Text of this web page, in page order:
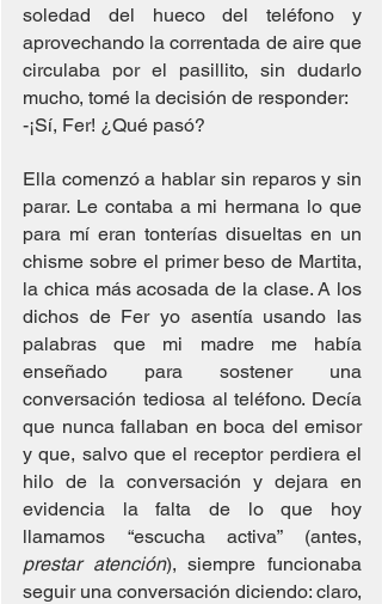
soledad del hueco del teléfono y
aprovechando la correntada de aire que
circulaba por el pasillito, sin dudarlo
mucho, tomé la decisión de responder:
-¡Sí, Fer! ¿Qué pasó?
Ella comenzó a hablar sin reparos y sin
parar. Le contaba a mi hermana lo que
para mí eran tonterías disueltas en un
chisme sobre el primer beso de Martita,
la chica más acosada de la clase. A los
dichos de Fer yo asentía usando las
palabras que mi madre me había
enseñado para sostener una
conversación tediosa al teléfono. Decía
que nunca fallaban en boca del emisor
y que, salvo que el receptor perdiera el
hilo de la conversación y dejara en
evidencia la falta de lo que hoy
prestar atención), siempre funcionaba
seguir una conversación diciendo: claro,